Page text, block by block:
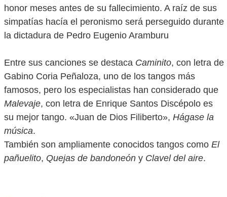
honor meses antes de su fallecimiento. A raíz de sus
simpatías hacía el peronismo será perseguido durante
la dictadura de Pedro Eugenio Aramburu
Entre sus canciones se destaca Caminito, con letra de
Gabino Coria Peñaloza, uno de los tangos más
famosos, pero los especialistas han considerado que
Malevaje, con letra de Enrique Santos Discépolo es
su mejor tango. «Juan de Dios Filiberto», Hágase la
música.
También son ampliamente conocidos tangos como El
pañuelito, Quejas de bandoneón y Clavel del aire.